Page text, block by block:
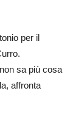
per il
sa più cosa
affronta